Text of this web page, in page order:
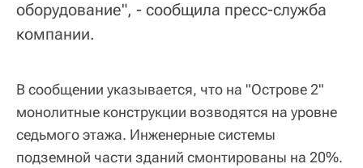
оборудование", - сообщила пресс-служба
компании.
В сообщении указывается, что на "Острове 2"
монолитные конструкции возводятся на уровне
седьмого этажа. Инженерные системы
подземной части зданий смонтированы на 20%.